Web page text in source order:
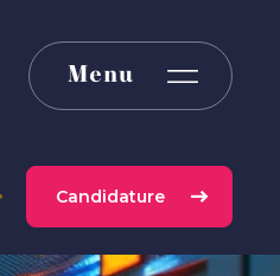
Menu
Candidature